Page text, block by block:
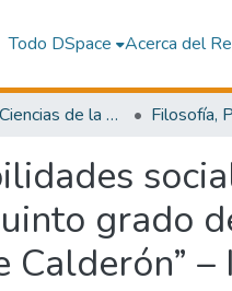
Todo DSpace Acerca del
Facultad de Ciencias de la Educación y Humanidades
grado
Calderón” –